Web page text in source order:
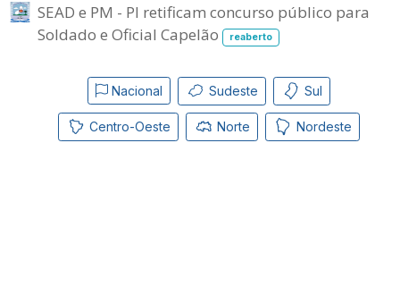
SEAD e PM - PI retificam concurso público para
Soldado e Oficial Capelão
reaberto
Nacional Sudeste Sul
Centro-Oeste Norte Nordeste